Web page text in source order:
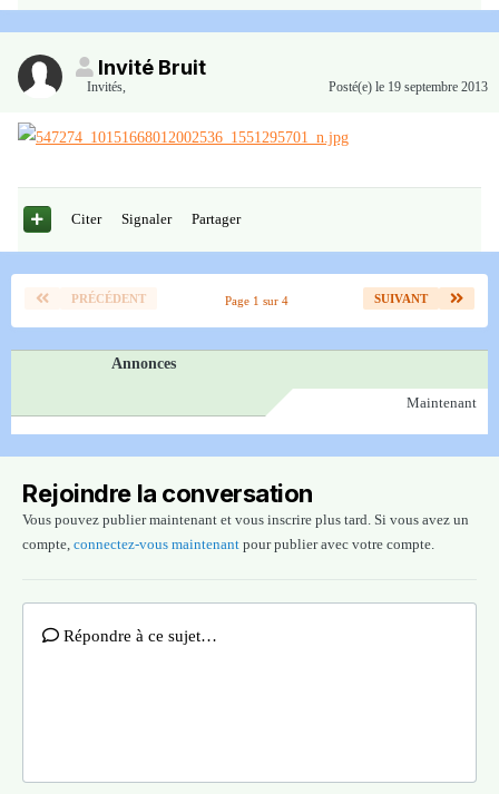
Invité Bruit
Invités, Posté(e) le 19 septembre 2013
Citer Signaler Partager
PRÉCÉDENT SUIVANT
Page 1 sur 4
Annonces
Maintenant
Rejoindre la conversation
Vous pouvez publier maintenant et vous inscrire plus tard. Si vous avez un
compte, connectez-vous maintenant pour publier avec votre compte.
Répondre à ce sujet…